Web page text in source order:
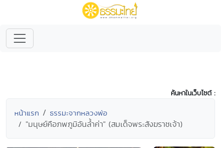
ค้นหาในเว็บไซต์ :
หน้าแรก ธรรมะจากหลวงพ่อ
"มนุษย์คือภพภูมิอันล้ำค่า" (สมเด็จพระสังฆราชเจ้า)